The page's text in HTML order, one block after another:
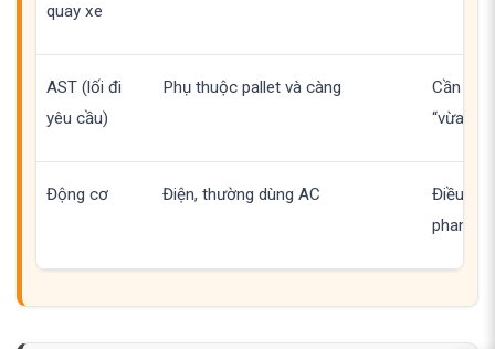
quay xe
AST (lối đi
yêu cầu)
Phụ thuộc pallet và càng
Cần
“vừa lý
Động cơ Điện, thường dùng AC
Điều
phanh,